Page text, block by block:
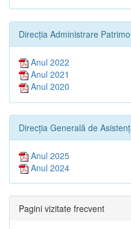
Direcția Administrare
Anul 2022
Anul 2021
Anul 2020
Direcția Generală de
Anul 2025
Anul 2024
Pagini vizitate frecvent